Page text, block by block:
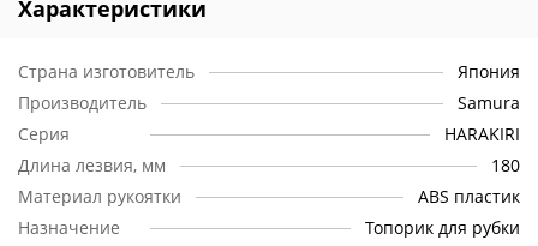
Характеристики
Страна изготовитель
Япония
Производитель
Samura
Серия
HARAKIRI
Длина лезвия, мм
180
Материал рукоятки
ABS пластик
Назначение
Топорик для рубки